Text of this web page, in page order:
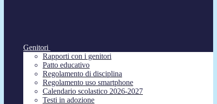
Genitori
Rapporti con i genitori
Patto educativo
Regolamento di disciplina
Regolamento uso smartphone
Calendario scolastico 2026-2027
Testi in adozione